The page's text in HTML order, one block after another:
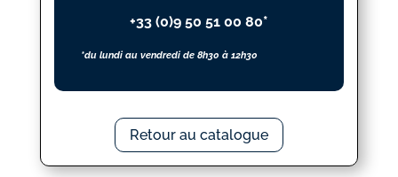
+33 (0)9 50 51 00 80*
*du lundi au vendredi de 8h30 à 12h30
Retour au catalogue